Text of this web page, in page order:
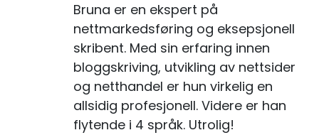
Bruna er en ekspert på
nettmarkedsføring og eksepsjonell
skribent. Med sin erfaring innen
bloggskriving, utvikling av nettsider
og netthandel er hun virkelig en
allsidig profesjonell. Videre er han
flytende i 4 språk. Utrolig!